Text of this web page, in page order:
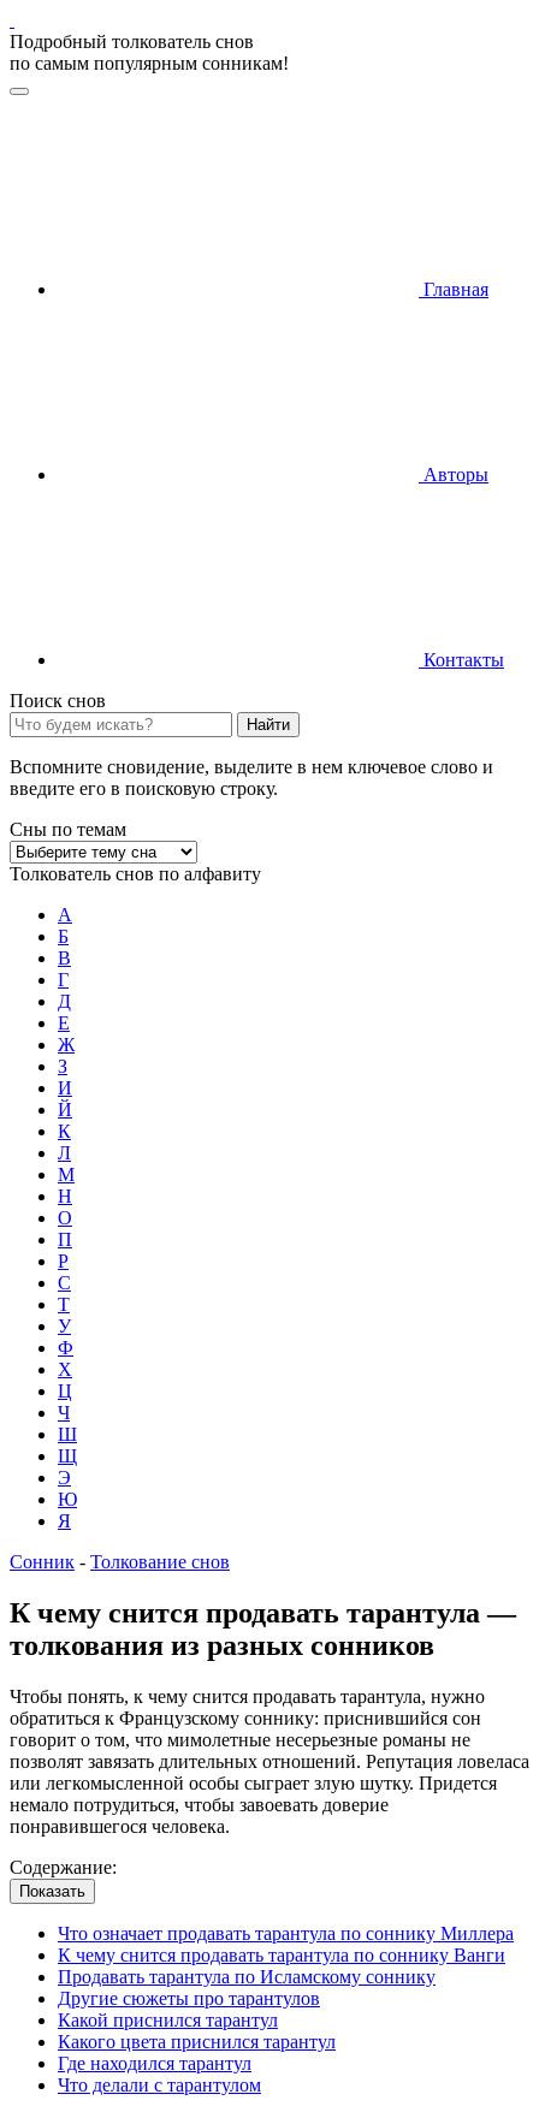
Подробный толкователь снов
по самым популярным сонникам!
Главная
Авторы
Контакты
Поиск снов
Найти
Вспомните сновидение, выделите в нем ключевое слово и
введите его в поисковую строку.
Сны по темам
Толкователь снов по алфавиту
А
Б
В
Г
Д
Е
Ж
З
И
Й
К
Л
М
Н
О
П
Р
С
Т
У
Ф
Х
Ц
Ч
Ш
Щ
Э
Ю
Я
Сонник - Толкование снов
К чему снится продавать тарантула —
толкования из разных сонников
Чтобы понять, к чему снится продавать тарантула, нужно
обратиться к Французскому соннику: приснившийся сон
говорит о том, что мимолетные несерьезные романы не
позволят завязать длительных отношений. Репутация ловеласа
или легкомысленной особы сыграет злую шутку. Придется
немало потрудиться, чтобы завоевать доверие
понравившегося человека.
Содержание:
Показать
Что означает продавать тарантула по соннику Миллера
К чему снится продавать тарантула по соннику Ванги
Продавать тарантула по Исламскому соннику
Другие сюжеты про тарантулов
Какой приснился тарантул
Какого цвета приснился тарантул
Где находился тарантул
Что делали с тарантулом